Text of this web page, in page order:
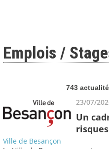
Emplois /
743
23/07/
Un
Ville de Besançon